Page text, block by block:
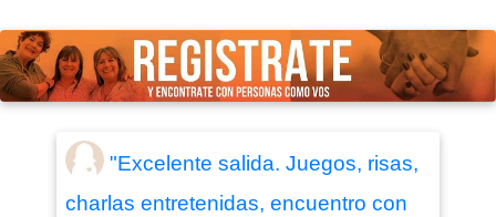
"Excelente salida. Juegos, risas,
charlas entretenidas, encuentro con